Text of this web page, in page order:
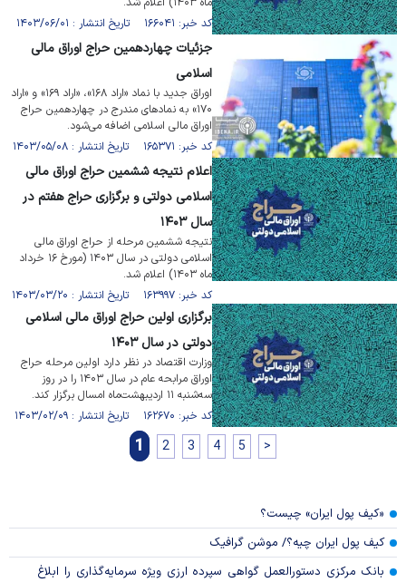
کد خبر: ۱۶۶۰۴۱ تاریخ انتشار : ۱۴۰۳/۰۶/۰۱
جزئیات چهاردهمین حراج اوراق مالی
اسلامی
اوراق جدید با نماد «اراد ۱۶۸»، «اراد ۱۶۹» و «اراد
۱۷۰» به نماد‌های مندرج در چهاردهمین حراج
اوراق مالی اسلامی اضافه می‌شود.
کد خبر: ۱۶۵۳۷۱ تاریخ انتشار : ۱۴۰۳/۰۵/۰۸
اعلام نتیجه ششمین حراج اوراق مالی
اسلامی دولتی و برگزاری حراج هفتم در
سال ۱۴۰۳
نتیجه ششمین مرحله از حراج اوراق مالی
اسلامی دولتی در سال ۱۴۰۳ (مورخ ۱۶ خرداد
ماه ۱۴۰۳) اعلام شد.
کد خبر: ۱۶۳۹۹۷ تاریخ انتشار : ۱۴۰۳/۰۳/۲۰
برگزاری اولین حراج اوراق مالی اسلامی
دولتی در سال ۱۴۰۳
وزارت اقتصاد در نظر دارد اولین مرحله حراج
اوراق مرابحه عام در سال ۱۴۰۳ را در روز
سه‌‎شنبه ۱۱ اردیبهشت‌ماه امسال برگزار کند.
کد خبر: ۱۶۲۶۷۰ تاریخ انتشار : ۱۴۰۳/۰۲/۰۹
1 2 3 4 5 >
«کیف پول ایران» چیست؟
کیف پول ایران چیه؟/ موشن گرافیک
بانک مرکزی دستورالعمل گواهی سپرده ارزی ویژه سرمایه‌گذاری را ابلاغ